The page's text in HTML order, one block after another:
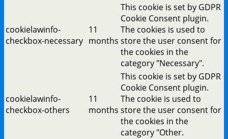
cookielawinfo-
checkbox-necessary
11
months
This cookie is set by GDPR
Cookie Consent plugin.
The cookies is used to
store the user consent for
the cookies in the
category "Necessary".
cookielawinfo-
checkbox-others
11
months
This cookie is set by GDPR
Cookie Consent plugin.
The cookie is used to
store the user consent for
the cookies in the
category "Other.